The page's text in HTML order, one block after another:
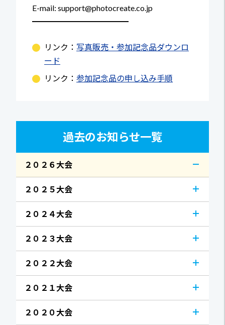
E-mail: support@photocreate.co.jp
━━━━━━━━━━━━
リンク： 写真販売・参加記念品ダウンロ
ード
リンク： 参加記念品の申し込み手順
過去のお知らせ一覧
２０２６大会
２０２５大会
２０２４大会
２０２３大会
２０２２大会
２０２１大会
２０２０大会